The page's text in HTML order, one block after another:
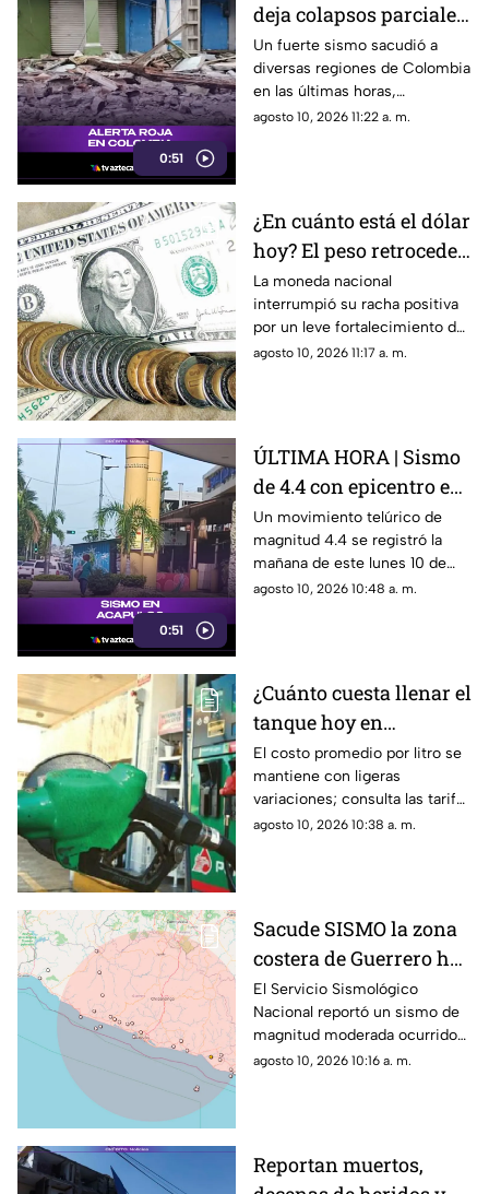
0:51
deja colapsos parciales
y momentos de pánico
en las vías públicas
Un fuerte sismo sacudió a
diversas regiones de Colombia
en las últimas horas,
provocando escenas de
agosto 10, 2026 11:22 a. m.
¿En cuánto está el dólar
hoy? El peso retrocede
al inicio de semana
La moneda nacional
interrumpió su racha positiva
por un leve fortalecimiento de
la divisa estadounidense y la
agosto 10, 2026 11:17 a. m.
0:51
ÚLTIMA HORA | Sismo
de 4.4 con epicentro en
Atoyac se siente en
Acapulco; descartan
daños preliminares
Un movimiento telúrico de
magnitud 4.4 se registró la
mañana de este lunes 10 de
agosto de 2026 a las 09:49
en la región de la Costa
Grande de Guerrero.
agosto 10, 2026 10:48 a. m.
¿Cuánto cuesta llenar el
tanque hoy en
Guerrero? Aquí te
decimos
El costo promedio por litro se
mantiene con ligeras
variaciones; consulta las tarifas
en las principales gasolinerías
agosto 10, 2026 10:38 a. m.
Sacude SISMO la zona
costera de Guerrero hoy
10 de agosto; así fue la
magnitud
El Servicio Sismológico
Nacional reportó un sismo de
magnitud moderada ocurrido
sobre las costas del estado; así
agosto 10, 2026 10:16 a. m.
Reportan muertos,